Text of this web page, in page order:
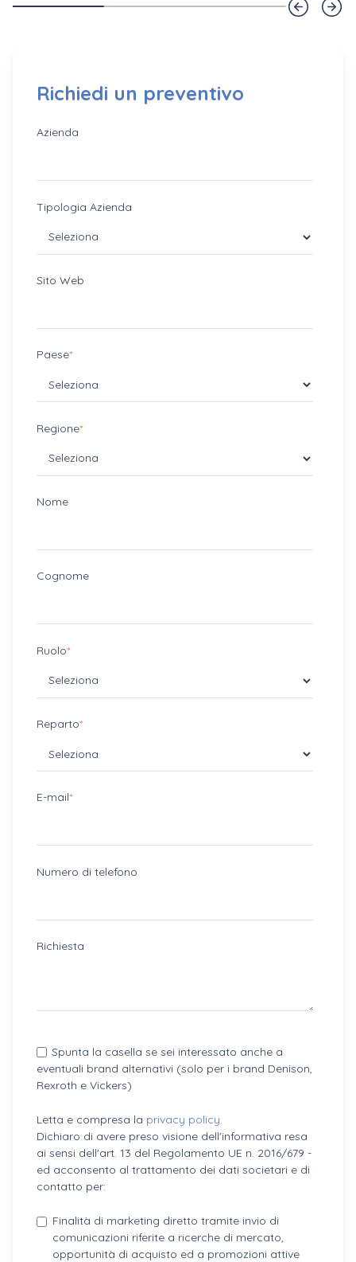
Richiedi un preventivo
Azienda
Tipologia Azienda
Sito Web
Paese*
Regione*
Nome
Cognome
Ruolo*
Reparto*
E-mail*
Numero di telefono
Richiesta
Spunta la casella se sei interessato anche a
eventuali brand alternativi (solo per i brand Denison,
Rexroth e Vickers)
Letta e compresa la privacy policy.
Dichiaro di avere preso visione dell'informativa resa
ai sensi dell'art. 13 del Regolamento UE n. 2016/679 -
ed acconsento al trattamento dei dati societari e di
contatto per:
Finalità di marketing diretto tramite invio di
comunicazioni riferite a ricerche di mercato,
opportunità di acquisto ed a promozioni attive